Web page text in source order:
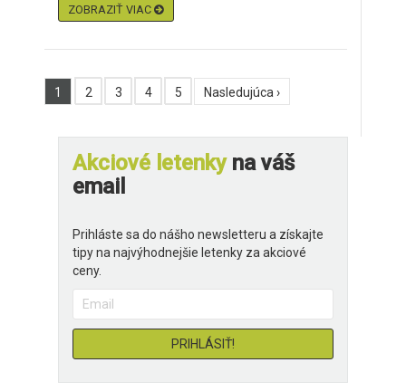
ZOBRAZIŤ VIAC
1 2 3 4 5 Nasledujúca ›
Akciové letenkyna váš
email
Prihláste sa do nášho newsletteru a získajte
tipy na najvýhodnejšie letenky za akciové
ceny.